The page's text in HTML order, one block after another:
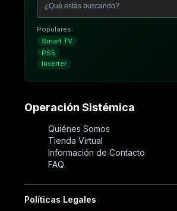
Populares:
Smart TV
PS5
Inverter
Operación Sistémica
Quiénes Somos
Tienda Virtual
Información de Contacto
FAQ
Políticas Legales